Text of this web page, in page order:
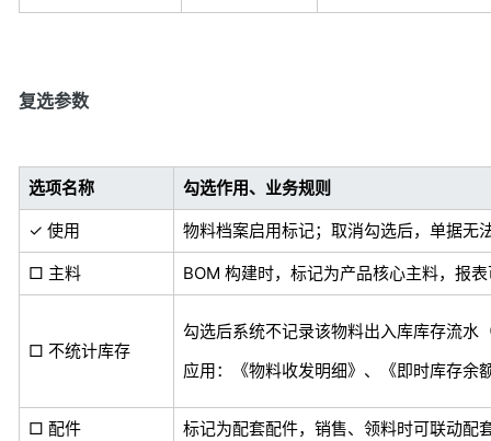
复选参数
选项名称 勾选作用、业务规则
✓ 使用 物料档案启用标记；取消勾选后，单据无
□ 主料 BOM 构建时，标记为产品核心主料，报
□ 不统计库存
勾选后系统不记录该物料出入库库存流水
应用：《物料收发明细》、《即时库存余
□ 配件 标记为配套配件，销售、领料时可联动配